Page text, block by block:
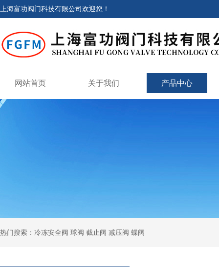
上海富功阀门科技有限公司欢迎您！
网站首页 关于我们 产品中心
热门搜索：冷冻安全阀 球阀 截止阀 减压阀 蝶阀